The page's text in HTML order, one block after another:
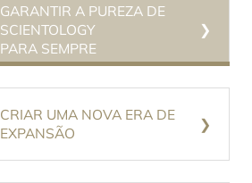
GARANTIR A PUREZA DE
SCIENTOLOGY
PARA SEMPRE
CRIAR UMA NOVA ERA DE
EXPANSÃO